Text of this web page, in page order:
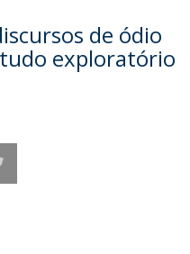
de ódio
exploratório